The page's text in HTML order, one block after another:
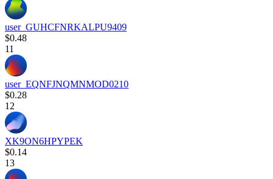
user_GUHCFNRKALPU9409
$0.48
11
user_EQNFJNQMNMOD0210
$0.28
12
XK9ON6HPYPEK
$0.14
13